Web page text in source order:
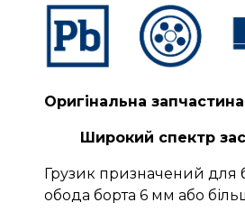
Оригінальна запчастина:
Широкий спектр
Грузик призначений для
обода борта 6 мм або